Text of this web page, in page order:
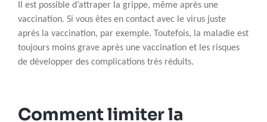
Il est possible d’attraper la grippe, même après une
vaccination. Si vous êtes en contact avec le virus juste
après la vaccination, par exemple. Toutefois, la maladie est
toujours moins grave après une vaccination et les risques
de développer des complications très réduits.
Comment limiter la